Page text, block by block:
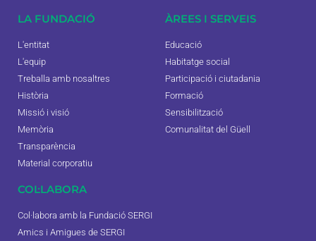
LA FUNDACIÓ
L'entitat
L'equip
Treballa amb nosaltres
Història
Missió i visió
Memòria
Transparència
Material corporatiu
ÀREES I SERVEIS
Educació
Habitatge social
Participació i ciutadania
Formació
Sensibilització
Comunalitat del Güell
COL·LABORA
Col·labora amb la Fundació SERGI
Amics i Amigues de SERGI